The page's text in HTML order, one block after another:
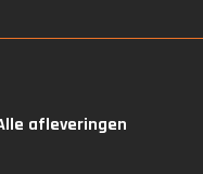
afleveringen